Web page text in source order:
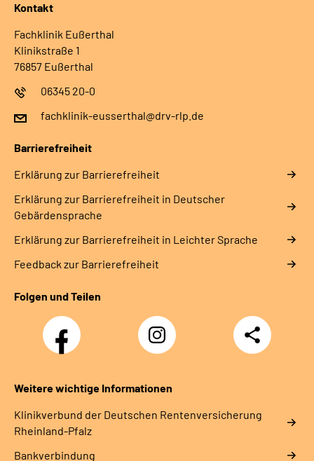
Kontakt
Fachklinik Eußerthal
Klinikstraße 1
76857 Eußerthal
06345 20-0
fachklinik-eusserthal@drv-rlp.de
Barrierefreiheit
Erklärung zur Barrierefreiheit
Erklärung zur Barrierefreiheit in Deutscher
Gebärdensprache
Erklärung zur Barrierefreiheit in Leichter Sprache
Feedback zur Barrierefreiheit
Folgen und Teilen
Facebook
Instagram
DRV
Nachwuchskräfte
Teilen
Weitere wichtige Informationen
Klinikverbund der Deutschen Rentenversicherung
Rheinland-Pfalz
Bankverbindung